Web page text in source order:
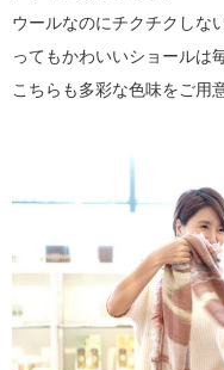
ウールなのにチクチクしな
ってもかわいいショールは
こちらも多彩な色味をご用